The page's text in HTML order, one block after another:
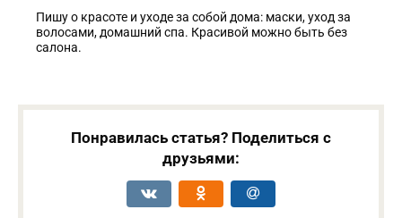
Пишу о красоте и уходе за собой дома: маски, уход за
волосами, домашний спа. Красивой можно быть без
салона.
Понравилась статья? Поделиться с
друзьями: